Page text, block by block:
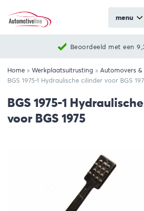
menu
Beoordeeld met een
Home » Werkplaatsuitrusting » Automovers
BGS 1975-1 Hydraulische cilinder voor BGS
BGS 1975-1
voor BGS 1975